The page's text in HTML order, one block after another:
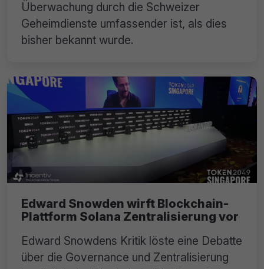
Überwachung durch die Schweizer
Geheimdienste umfassender ist, als dies
bisher bekannt wurde.
Edward Snowden wirft Blockchain-
Plattform Solana Zentralisierung vor
Edward Snowdens Kritik löste eine Debatte
über die Governance und Zentralisierung